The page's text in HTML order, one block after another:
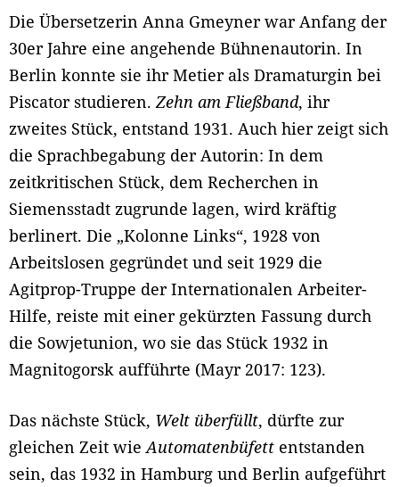
Die Übersetzerin Anna Gmeyner war Anfang der
30er Jahre eine angehende Bühnenautorin. In
Berlin konnte sie ihr Metier als Dramaturgin bei
Piscator studieren. Zehn am Fließband, ihr
zweites Stück, entstand 1931. Auch hier zeigt sich
die Sprachbegabung der Autorin: In dem
zeitkritischen Stück, dem Recherchen in
Siemensstadt zugrunde lagen, wird kräftig
berlinert. Die „Kolonne Links“, 1928 von
Arbeitslosen gegründet und seit 1929 die
Agitprop-Truppe der Internationalen Arbeiter-
Hilfe, reiste mit einer gekürzten Fassung durch
die Sowjetunion, wo sie das Stück 1932 in
Magnitogorsk aufführte (Mayr 2017: 123).
Das nächste Stück, Welt überfüllt, dürfte zur
gleichen Zeit wie Automatenbüfett entstanden
sein, das 1932 in Hamburg und Berlin aufgeführt